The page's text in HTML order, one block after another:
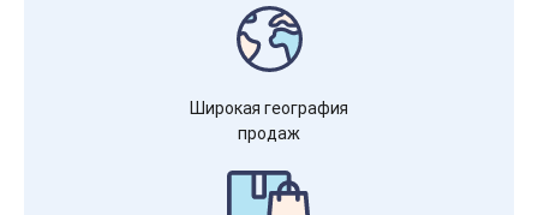
Широкая география
продаж